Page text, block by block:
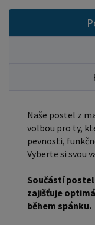
velikost otvoru
Na postele
Doporučujeme
polštáře,
Rozměry
pro pohodlí a
měla být taková,
lehat. Rozměry
vzhled a
naleznete i
Naše postel z
volbou pro ty,
pevnosti,
Vyberte si svou
Součástí
zajišťuje
během spánku.